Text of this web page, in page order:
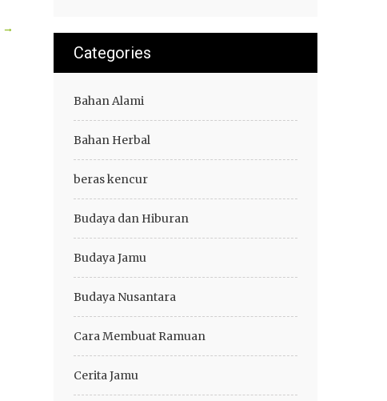
→
Categories
Bahan Alami
Bahan Herbal
beras kencur
Budaya dan Hiburan
Budaya Jamu
Budaya Nusantara
Cara Membuat Ramuan
Cerita Jamu